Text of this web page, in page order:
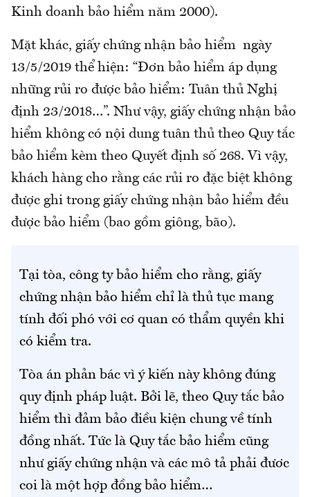
Kinh doanh bảo hiểm năm 2000).
Mặt khác, giấy chứng nhận bảo hiểm ngày
13/5/2019 thể hiện: “Đơn bảo hiểm áp dụng
những rủi ro được bảo hiểm: Tuân thủ Nghị
định 23/2018…”. Như vậy, giấy chứng nhận bảo
hiểm không có nội dung tuân thủ theo Quy tắc
bảo hiểm kèm theo Quyết định số 268. Vì vậy,
khách hàng cho rằng các rủi ro đặc biệt không
được ghi trong giấy chứng nhận bảo hiểm đều
được bảo hiểm (bao gồm giông, bão).
Tại tòa, công ty bảo hiểm cho rằng, giấy
chứng nhận bảo hiểm chỉ là thủ tục mang
tính đối phó với cơ quan có thẩm quyền khi
có kiểm tra.
Tòa án phản bác vì ý kiến này không đúng
quy định pháp luật. Bởi lẽ, theo Quy tắc bảo
hiểm thì đảm bảo điều kiện chung về tính
đồng nhất. Tức là Quy tắc bảo hiểm cũng
như giấy chứng nhận và các mô tả phải đươc
coi là một hợp đồng bảo hiểm…